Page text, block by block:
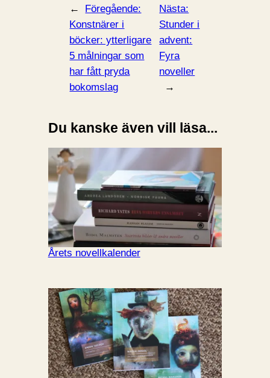
←
Föregående:
Konstnärer i
böcker: ytterligare
5 målningar som
har fått pryda
bokomslag
Nästa:
Stunder i
advent:
Fyra
noveller
→
Du kanske även vill läsa...
Årets novellkalender